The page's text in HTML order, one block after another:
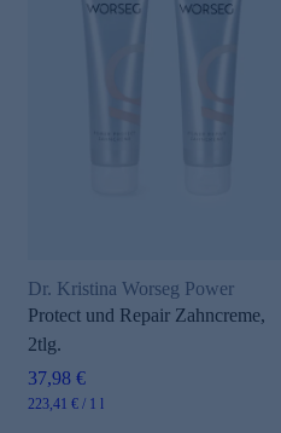
Dr. Kristina Worseg Power
Protect und Repair Zahncreme,
2tlg.
37,98 €
223,41 € / 1 l